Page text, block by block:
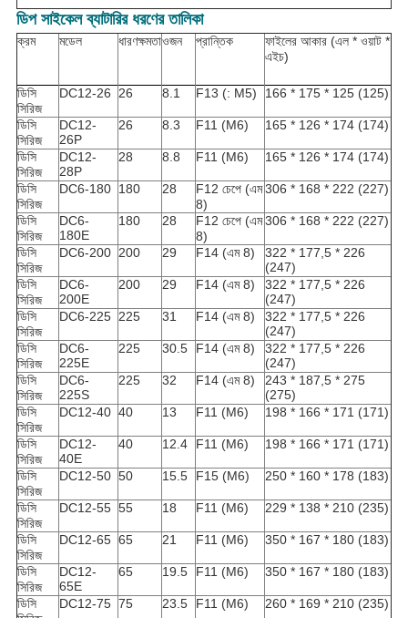
ডিপ সাইকেল ব্যাটারির ধরণের তালিকা
ক্রম মডেল ধারণক্ষমতাওজন প্রান্তিক
ফাইলের আকার (এল * ওয়াট *
এইচ)
ডিসি
সিরিজ
DC12-26 26 8.1 F13 (: M5) 166 * 175 * 125 (125)
ডিসি
সিরিজ
DC12-
26P
26 8.3 F11 (M6) 165 * 126 * 174 (174)
ডিসি
সিরিজ
DC12-
28P
28 8.8 F11 (M6) 165 * 126 * 174 (174)
ডিসি
সিরিজ
DC6-180 180 28
F12 চেপে (এম
8)
306 * 168 * 222 (227)
ডিসি
সিরিজ
DC6-
180E
180 28
F12 চেপে (এম
8)
306 * 168 * 222 (227)
ডিসি
সিরিজ
DC6-200 200 29 F14 (এম 8)
322 * 177,5 * 226
(247)
ডিসি
সিরিজ
DC6-
200E
200 29 F14 (এম 8)
322 * 177,5 * 226
(247)
ডিসি
সিরিজ
DC6-225 225 31 F14 (এম 8)
322 * 177,5 * 226
(247)
ডিসি
সিরিজ
DC6-
225E
225 30.5 F14 (এম 8)
322 * 177,5 * 226
(247)
ডিসি
সিরিজ
DC6-
225S
225 32 F14 (এম 8)
243 * 187,5 * 275
(275)
ডিসি
সিরিজ
DC12-40 40 13 F11 (M6) 198 * 166 * 171 (171)
ডিসি
সিরিজ
DC12-
40E
40 12.4 F11 (M6) 198 * 166 * 171 (171)
ডিসি
সিরিজ
DC12-50 50 15.5 F15 (M6) 250 * 160 * 178 (183)
ডিসি
সিরিজ
DC12-55 55 18 F11 (M6) 229 * 138 * 210 (235)
ডিসি
সিরিজ
DC12-65 65 21 F11 (M6) 350 * 167 * 180 (183)
ডিসি
সিরিজ
DC12-
65E
65 19.5 F11 (M6) 350 * 167 * 180 (183)
ডিসি
DC12-75 75 23.5 F11 (M6) 260 * 169 * 210 (235)